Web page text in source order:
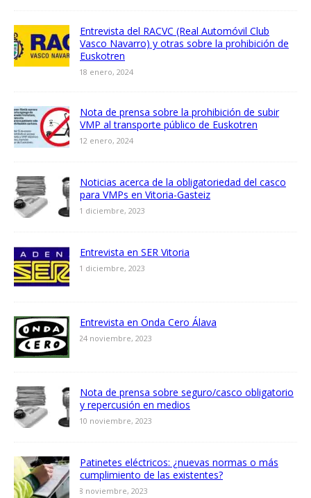
Entrevista del RACVC (Real Automóvil Club
Vasco Navarro) y otras sobre la prohibición de
Euskotren
18 enero, 2024
Nota de prensa sobre la prohibición de subir
VMP al transporte público de Euskotren
12 enero, 2024
Noticias acerca de la obligatoriedad del casco
para VMPs en Vitoria-Gasteiz
1 diciembre, 2023
Entrevista en SER Vitoria
1 diciembre, 2023
Entrevista en Onda Cero Álava
24 noviembre, 2023
Nota de prensa sobre seguro/casco obligatorio
y repercusión en medios
10 noviembre, 2023
Patinetes eléctricos: ¿nuevas normas o más
cumplimiento de las existentes?
8 noviembre, 2023